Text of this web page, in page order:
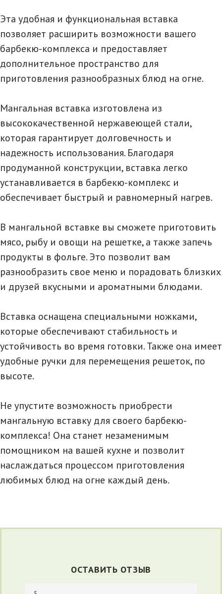
Эта удобная и функциональная вставка
позволяет расширить возможности вашего
барбекю-комплекса и предоставляет
дополнительное пространство для
приготовления разнообразных блюд на огне.
Мангальная вставка изготовлена из
высококачественной нержавеющей стали,
которая гарантирует долговечность и
надежность использования. Благодаря
продуманной конструкции, вставка легко
устанавливается в барбекю-комплекс и
обеспечивает быстрый и равномерный нагрев.
В мангальной вставке вы сможете приготовить
мясо, рыбу и овощи на решетке, а также запечь
продукты в фольге. Это позволит вам
разнообразить свое меню и порадовать близких
и друзей вкусными и ароматными блюдами.
Вставка оснащена специальными ножками,
которые обеспечивают стабильность и
устойчивость во время готовки. Также она имеет
удобные ручки для перемещения решеток, по
высоте.
Не упустите возможность приобрести
мангальную вставку для своего барбекю-
комплекса! Она станет незаменимым
помощником на вашей кухне и позволит
наслаждаться процессом приготовления
любимых блюд на огне каждый день.
ОСТАВИТЬ ОТЗЫВ